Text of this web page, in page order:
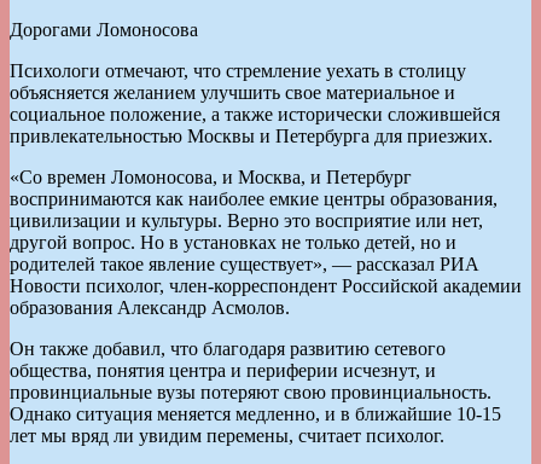
Дорогами Ломоносова
Психологи отмечают, что стремление уехать в столицу
объясняется желанием улучшить свое материальное и
социальное положение, а также исторически сложившейся
привлекательностью Москвы и Петербурга для приезжих.
«Со времен Ломоносова, и Москва, и Петербург
воспринимаются как наиболее емкие центры образования,
цивилизации и культуры. Верно это восприятие или нет,
другой вопрос. Но в установках не только детей, но и
родителей такое явление существует», — рассказал РИА
Новости психолог, член-корреспондент Российской академии
образования Александр Асмолов.
Он также добавил, что благодаря развитию сетевого
общества, понятия центра и периферии исчезнут, и
провинциальные вузы потеряют свою провинциальность.
Однако ситуация меняется медленно, и в ближайшие 10-15
лет мы вряд ли увидим перемены, считает психолог.